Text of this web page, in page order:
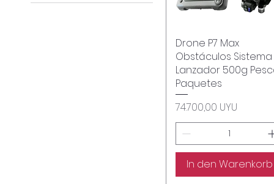
Schnellansicht
Drone P7 Max
Obstáculos Sistema
Lanzador 500g
Paquetes
Preis
74.700,00 UYU
In den Warenkorb